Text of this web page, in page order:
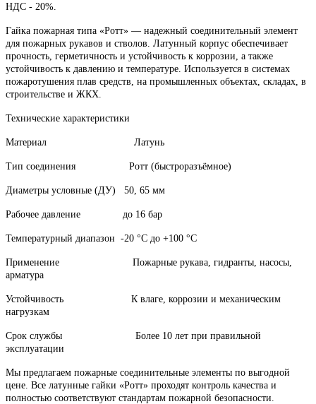
НДС - 20%.
Гайка пожарная типа «Ротт» — надежный соединительный элемент
для пожарных рукавов и стволов. Латунный корпус обеспечивает
прочность, герметичность и устойчивость к коррозии, а также
устойчивость к давлению и температуре. Используется в системах
пожаротушения плав средств, на промышленных объектах, складах, в
строительстве и ЖКХ.
Технические характеристики
Материал Латунь
Тип соединения Ротт (быстроразъёмное)
Диаметры условные (ДУ) 50, 65 мм
Рабочее давление до 16 бар
Температурный диапазон -20 °C до +100 °C
Применение
Пожарные рукава, гидранты, насосы,
арматура
Устойчивость
К влаге, коррозии и механическим
нагрузкам
Срок службы
Более 10 лет при правильной
эксплуатации
Мы предлагаем пожарные соединительные элементы по выгодной
цене. Все латунные гайки «Ротт» проходят контроль качества и
полностью соответствуют стандартам пожарной безопасности.